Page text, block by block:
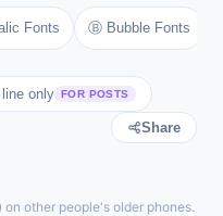
⚓ ♪ text ♪
Fonts Ⓑ Bubble Fonts
only FOR POSTS
Share
other people's older phones.